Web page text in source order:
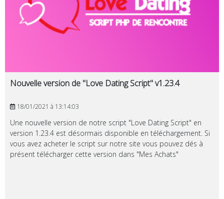
Nouvelle version de "Love Dating Script" v1.23.4
18/01/2021 à 13:14:03
Une nouvelle version de notre script "Love Dating Script" en
version 1.23.4 est désormais disponible en téléchargement. Si
vous avez acheter le script sur notre site vous pouvez dés à
présent télécharger cette version dans "Mes Achats"